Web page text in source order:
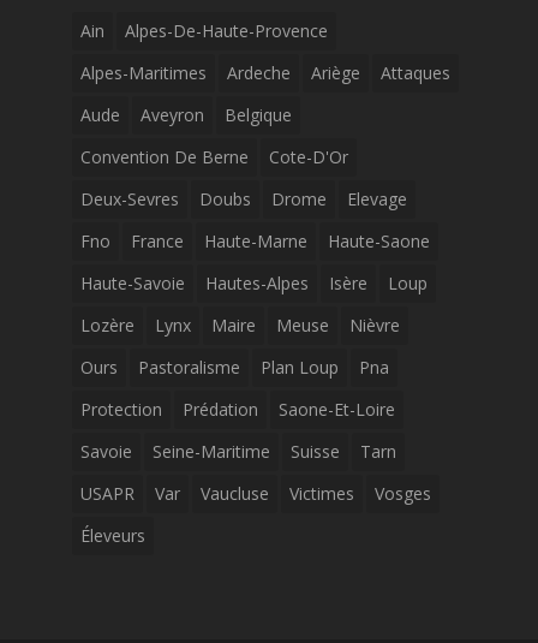
Ain
Alpes-De-Haute-Provence
Alpes-Maritimes
Ardeche Ariège
Attaques
Aude
Aveyron
Belgique
Convention De Berne
Cote-D'Or
Deux-Sevres
Doubs Drome
Elevage
Fno
France Haute-Marne
Haute-Saone
Haute-Savoie
Hautes-Alpes Isère
Loup
Lozère
Lynx Maire Meuse
Nièvre
Ours
Pastoralisme Plan Loup
Pna
Protection
Prédation
Saone-Et-Loire
Savoie
Seine-Maritime Suisse
Tarn
USAPR
Var Vaucluse Victimes
Vosges
Éleveurs